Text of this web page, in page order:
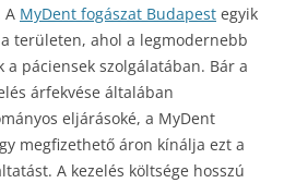
A MyDent fogászat Budapest egyik
területen, ahol a legmodernebb
páciensek szolgálatában. Bár a
árfekvése általában
eljárásoké, a MyDent
megfizethető áron kínálja ezt a
A kezelés költsége hosszú